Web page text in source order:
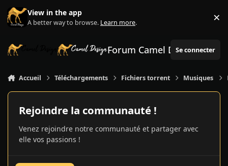
Aller au contenu
View in the app
A better way to browse. Learn more. ×
Forum Camel Design
Se connecter
Accueil Téléchargements Fichiers torrent Musiques
Rejoindre la communauté !
Venez rejoindre notre communauté et partager avec
elle vos passions !